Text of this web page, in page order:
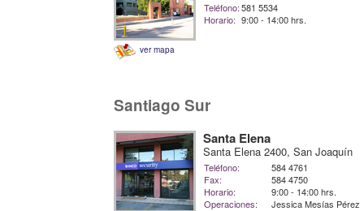
ver mapa
Teléfono:581 5534
Horario: 9:00 - 14:00 hrs.
Santiago Sur
Santa Elena
Santa Elena 2400, San Joaquín
Teléfono:
584 4761
Fax:
584 4750
Horario:
9:00 - 14:00 hrs.
Operaciones:
Jessica Mesías Pérez